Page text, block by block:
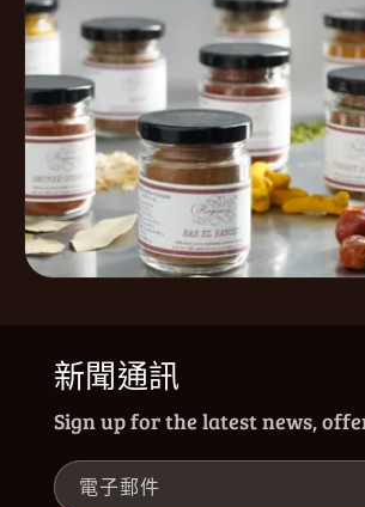
新聞通訊
Sign up for the latest news,
電子郵件